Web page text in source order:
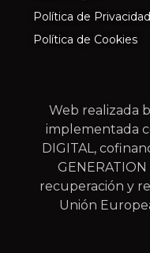
Política de Privacidad
Política de Cookies
Web realizada
implementada
DIGITAL,
recuperación y
Unión